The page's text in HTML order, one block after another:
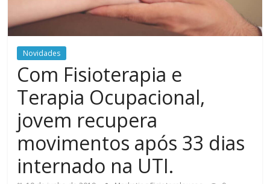
Novidades
Com Fisioterapia e
Terapia Ocupacional,
jovem recupera
movimentos após 33 dias
internado na UTI.